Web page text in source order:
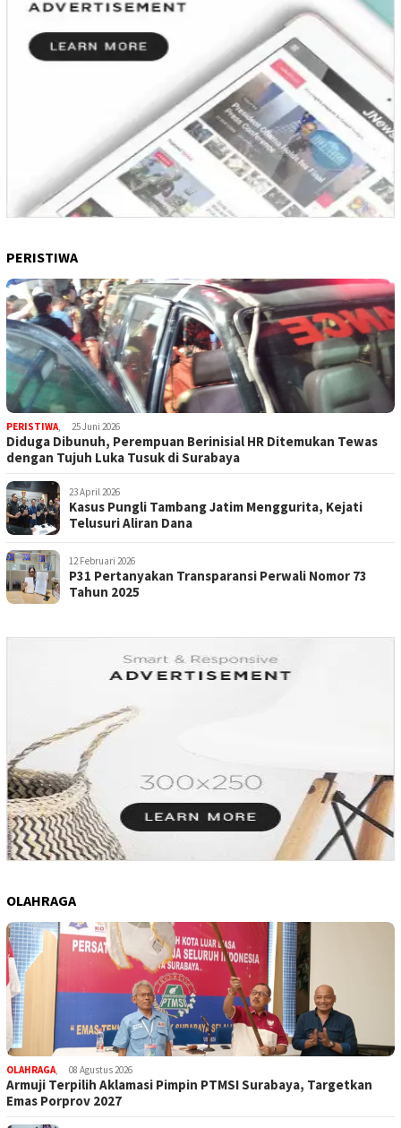
PERISTIWA
PERISTIWA, 25 Juni 2026
Diduga Dibunuh, Perempuan Berinisial HR Ditemukan Tewas
dengan Tujuh Luka Tusuk di Surabaya
23 April 2026
Kasus Pungli Tambang Jatim Menggurita, Kejati
Telusuri Aliran Dana
12 Februari 2026
P31 Pertanyakan Transparansi Perwali Nomor 73
Tahun 2025
OLAHRAGA
OLAHRAGA, 08 Agustus 2026
Armuji Terpilih Aklamasi Pimpin PTMSI Surabaya, Targetkan
Emas Porprov 2027